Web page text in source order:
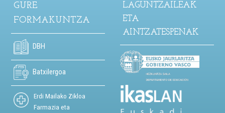
GURE
FORMAKUNTZA
DBH
Batxilergoa
Erdi Mailako Zikloa
Farmazia eta
LAGUNTZAILEAK
ETA
AINTZATESPENAK